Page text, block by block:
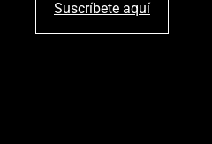
Suscríbete aquí